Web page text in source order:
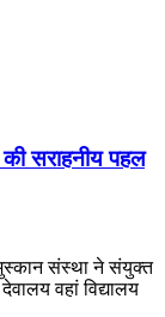
सराहनीय पहल
संस्था ने संयुक्त
वहां विद्यालय